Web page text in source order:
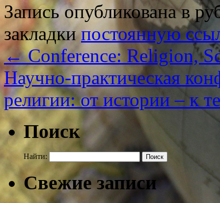
Запись опубликована в
закладкипостоянную
←Conference: Religion,
Научно-практическая
религии: от истории – к
Поиск
Найти:
Свежие записи